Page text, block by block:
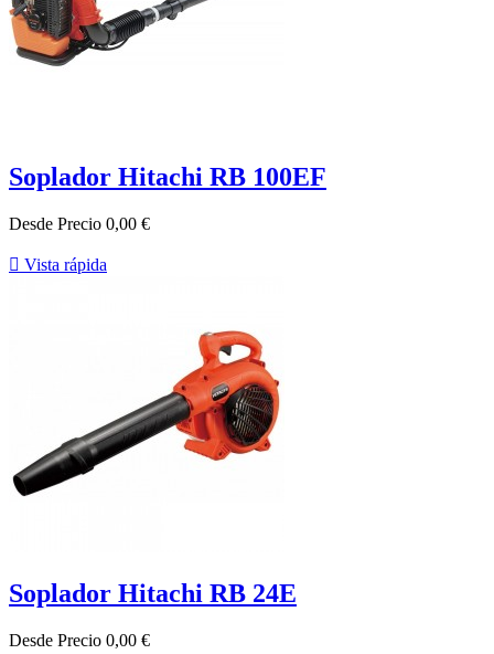
Soplador Hitachi RB 100EF
Desde Precio 0,00 €
 Vista rápida
Soplador Hitachi RB 24E
Desde Precio 0,00 €